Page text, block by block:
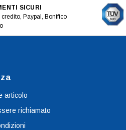
SICURI
Paypal, Bonifico
articolo
richiamato